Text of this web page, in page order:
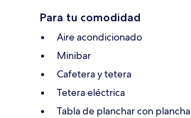
Para tu comodidad
Aire acondicionado
Minibar
Cafetera y tetera
Tetera eléctrica
Tabla de planchar con plancha